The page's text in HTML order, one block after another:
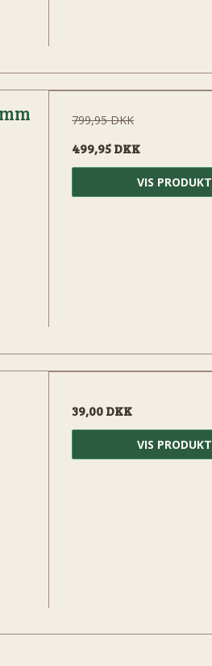
799,95 DKK
499,95 DKK
VIS PRODUKT
39,00 DKK
VIS PRODUKT